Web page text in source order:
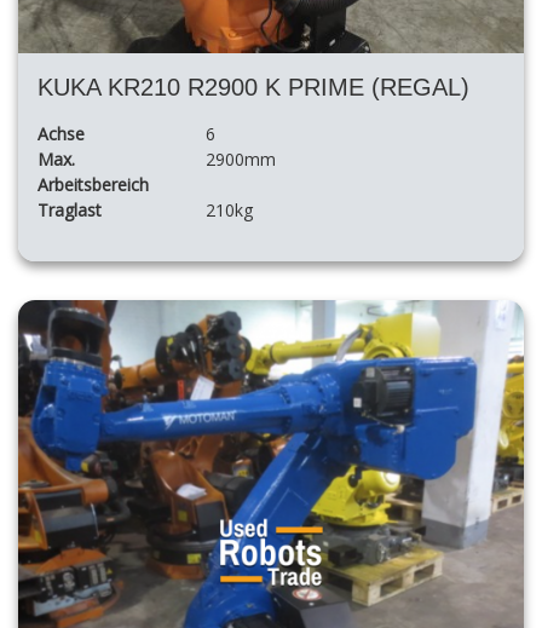
KUKA KR210 R2900 K PRIME (REGAL)
Achse
6
Max.
Arbeitsbereich
2900mm
Traglast 210kg